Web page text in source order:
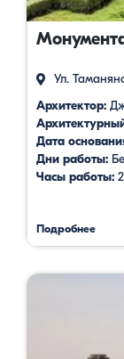
Ул.
Архитектор:
Дата
Дни работы:
Часы работы:
Подробнее